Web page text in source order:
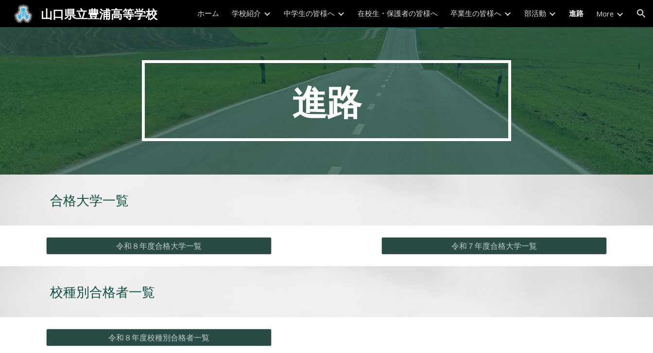
Skip to main content Skip to navigation
山口県立豊浦高等学校 ホーム 学校紹介 中学生の皆様へ 在校生・保護者の皆様へ 卒業生の皆様へ 部活動 進路 More
進路
合格大学一覧
令和８年度合格大学一覧 令和７年度合格大学一覧
校種別合格者一覧
令和８年度校種別合格者一覧